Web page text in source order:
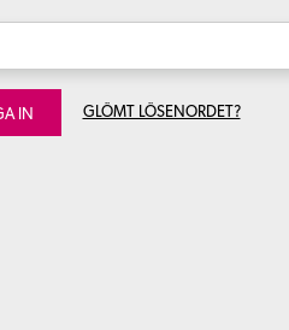
LOGGA IN GLÖMT LÖSENORDET?